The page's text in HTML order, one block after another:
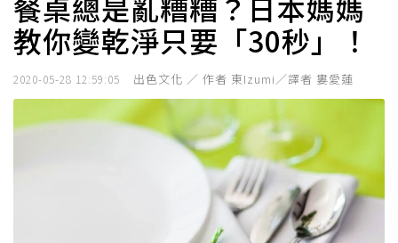
餐桌總是亂糟糟？日本媽媽
教你變乾淨只要「30秒」！
2020-05-28 12:59:05 出色文化 ／ 作者 東Izumi／譯者 婁愛蓮